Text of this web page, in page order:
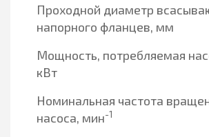
Проходной диаметр
напорного фланцев, мм
Мощность, потребляемая
кВт
Номинальная частота
насоса, мин-1